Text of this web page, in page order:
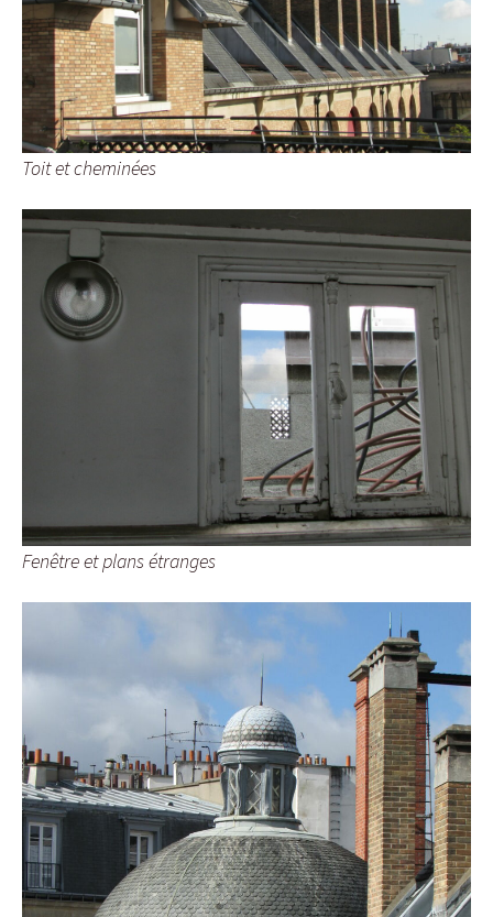
Toit et cheminées
Fenêtre et plans étranges